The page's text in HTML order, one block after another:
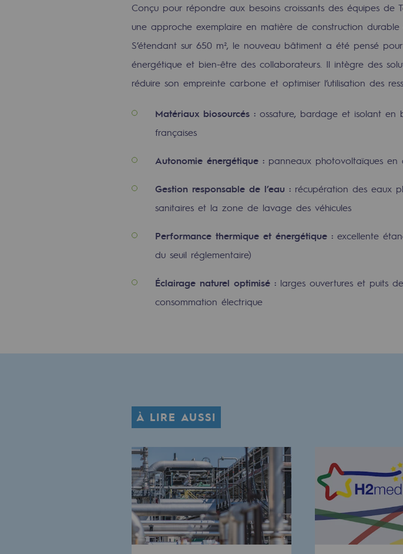
Gaz renouvelables et procédés durables
Gaz renouvelables et procédés durables
Pyrogazéification et gazéification hydrothermale
Espace pédagogique
Espace pédagogique
2050 : un monde d’énergies renouvelables et bas
Objectif Hydrogène
Acteur engagé
Acteur engagé
Responsabilité environnementale
Responsabilité environnementale
BE POSITIF, le programme de responsabilité
Conçu pour répondre aux besoins croissants des équipes de
une approche exemplaire en matière de construction
S’étendant sur 650 m², le nouveau bâtiment a été pensé
énergétique et bien-être des collaborateurs. Il intègre des
réduire son empreinte carbone et optimiser l’utilisation des
Matériaux biosourcés : ossature, bardage et isolant en
françaises
Autonomie énergétique : panneaux photovoltaïques en
Gestion responsable de l’eau : récupération des eaux
sanitaires et la zone de lavage des véhicules
Performance thermique et énergétique : excellente
du seuil réglementaire)
Éclairage naturel optimisé : larges ouvertures et puits
consommation électrique
À LIRE AUSSI